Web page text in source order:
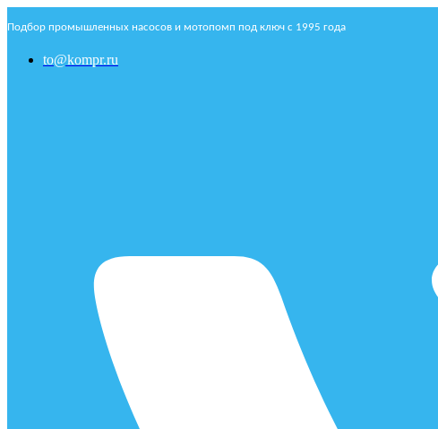
Подбор промышленных насосов и мотопомп под ключ с 1995 года
to@kompr.ru